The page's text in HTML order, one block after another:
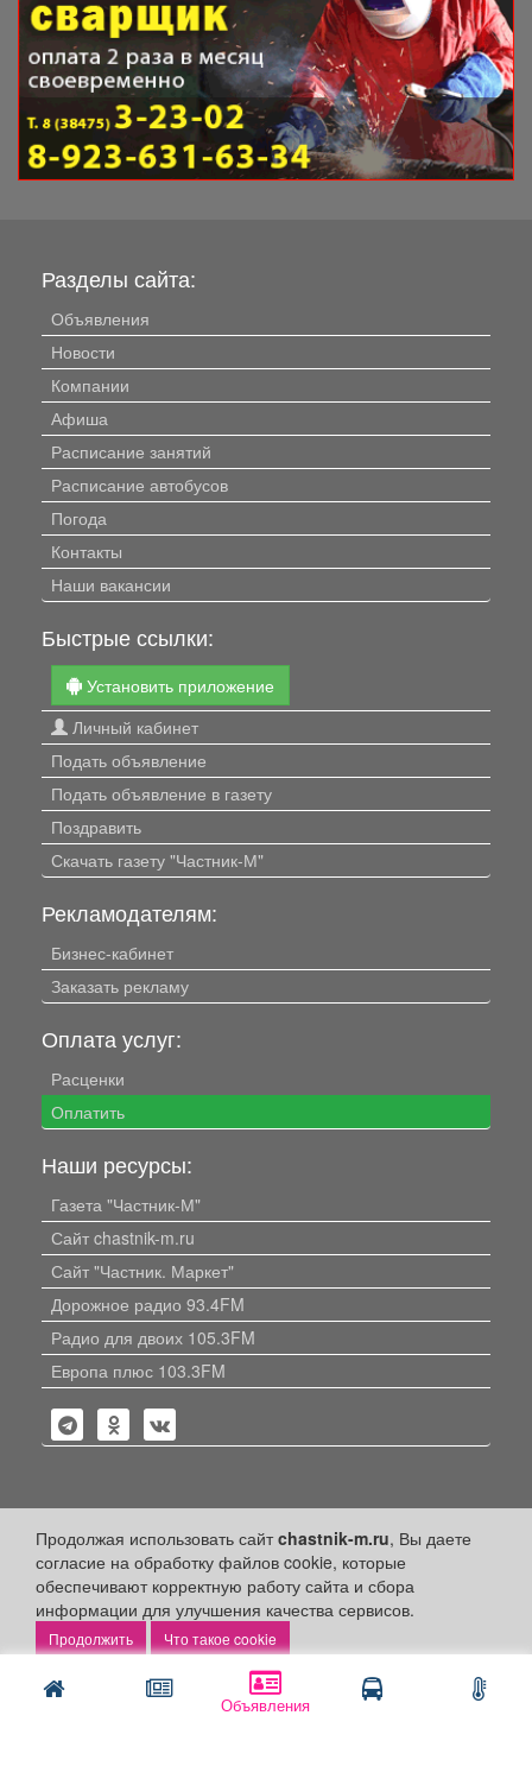
Объявления
Продолжая использовать сайтchastnik-m.ru, Вы даете
согласие на обработку файлов cookie, которые
обеспечивают корректную работу сайта и сбора
информации для улучшения качества сервисов.
Что такое cookie
Разделы сайта:
Объявления
Новости
Компании
Афиша
Расписание занятий
Расписание автобусов
Погода
Контакты
Наши вакансии
Быстрые ссылки:
Установить приложение
Личный кабинет
Подать объявление
Подать объявление в газету
Поздравить
Скачать газету "Частник-М"
Рекламодателям:
Бизнес-кабинет
Заказать рекламу
Оплата услуг:
Расценки
Оплатить
Наши ресурсы:
Газета "Частник-М"
Сайт chastnik-m.ru
Сайт "Частник. Маркет"
Дорожное радио 93.4FM
Радио для двоих 105.3FM
Европа плюс 103.3FM
Политика конфиденциальности
Публикации с пометкой «Реклама», «На правах рекламы»,
«Партнёрский проект» оплачены рекламодателем.
Редакция сайта не несет ответственности за достоверность
информации, содержащейся в рекламных материалах и
объявлениях.
+16 © 2006-2026 ООО "Частник-М"